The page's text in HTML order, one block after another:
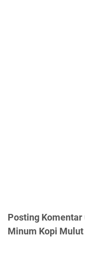
Posting Komentar
Minum Kopi